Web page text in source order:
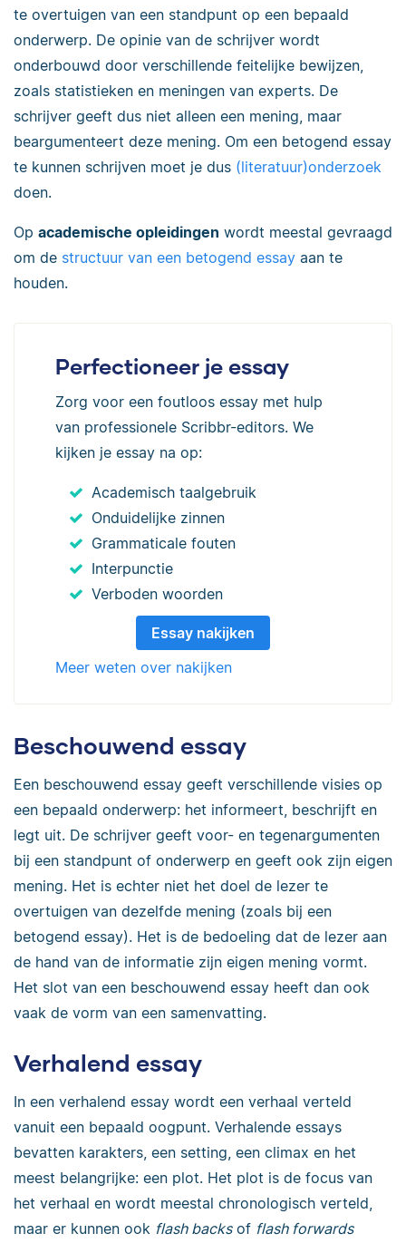
te overtuigen van een standpunt op een bepaald
onderwerp. De opinie van de schrijver wordt
onderbouwd door verschillende feitelijke bewijzen,
zoals statistieken en meningen van experts. De
schrijver geeft dus niet alleen een mening, maar
beargumenteert deze mening. Om een betogend essay
te kunnen schrijven moet je dus (literatuur)onderzoek
doen.
Op academische opleidingen wordt meestal gevraagd
om de structuur van een betogend essay aan te
houden.
Perfectioneer je essay
Zorg voor een foutloos essay met hulp
van professionele Scribbr-editors. We
kijken je essay na op:
Academisch taalgebruik
Onduidelijke zinnen
Grammaticale fouten
Interpunctie
Verboden woorden
Essay nakijken
Meer weten over nakijken
Beschouwend essay
Een beschouwend essay geeft verschillende visies op
een bepaald onderwerp: het informeert, beschrijft en
legt uit. De schrijver geeft voor- en tegenargumenten
bij een standpunt of onderwerp en geeft ook zijn eigen
mening. Het is echter niet het doel de lezer te
overtuigen van dezelfde mening (zoals bij een
betogend essay). Het is de bedoeling dat de lezer aan
de hand van de informatie zijn eigen mening vormt.
Het slot van een beschouwend essay heeft dan ook
vaak de vorm van een samenvatting.
Verhalend essay
In een verhalend essay wordt een verhaal verteld
vanuit een bepaald oogpunt. Verhalende essays
bevatten karakters, een setting, een climax en het
meest belangrijke: een plot. Het plot is de focus van
het verhaal en wordt meestal chronologisch verteld,
maar er kunnen ook flash backsof flash forwards